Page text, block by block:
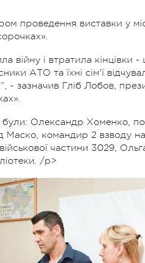
проведення виставки у
війну і втратила кінцівки -
АТО та їхні сім'ї
зазначив Гліб Лобов,
були: Олександр Хоменко,
командир 2 взводу
частини 3029,
/p>